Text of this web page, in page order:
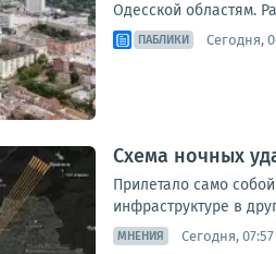
Одесской областям.
ПАБЛИКИ Сегодня,
Схема ночных
Прилетало само
инфраструктуре в
МНЕНИЯ Сегодня, 07:57